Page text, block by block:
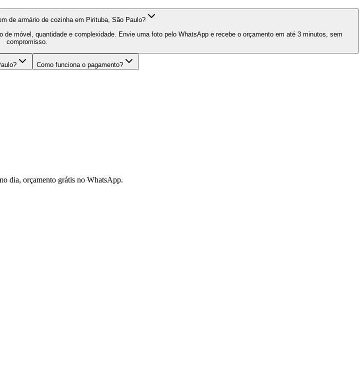
de armário de cozinha em Pirituba, São Paulo?
móvel, quantidade e complexidade. Envie uma foto pelo WhatsApp e recebe o orçamento em até 3 minutos, sem
compromisso.
Como funciona o pagamento?
dia, orçamento grátis no WhatsApp.